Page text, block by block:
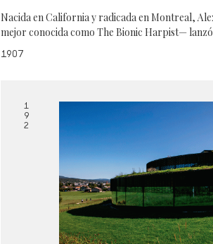
Nacida en California y radicada en Montreal,
mejor conocida como The Bionic Harpist—
1907
1
9
2